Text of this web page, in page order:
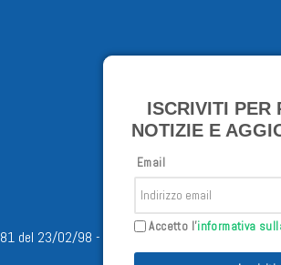
del 23/02/98 - Tutti i diritti riservati
ISCRIVITI PER
NOTIZIE E
Email
Accetto l'informativa